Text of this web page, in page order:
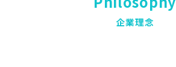
企業理念